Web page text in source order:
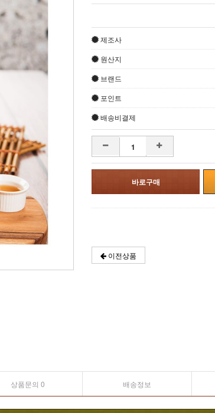
제조사
원산지
브랜드
포인트
배송비결제
감소 증가
이전상품
상품문의 0 배송정보